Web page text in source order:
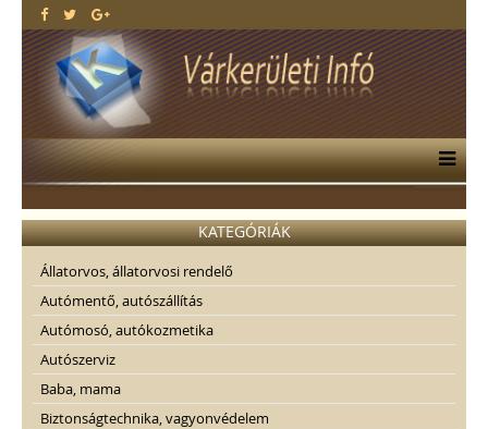
KATEGÓRIÁK
Állatorvos, állatorvosi rendelő
Autómentő, autószállítás
Autómosó, autókozmetika
Autószerviz
Baba, mama
Biztonságtechnika, vagyonvédelem